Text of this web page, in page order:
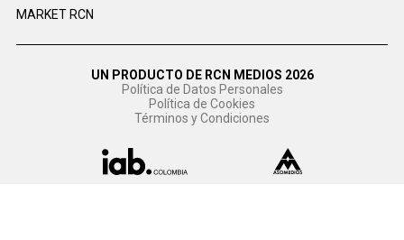
MARKET RCN
UN PRODUCTO DE RCN MEDIOS 2026
Política de Datos Personales
Política de Cookies
Términos y Condiciones